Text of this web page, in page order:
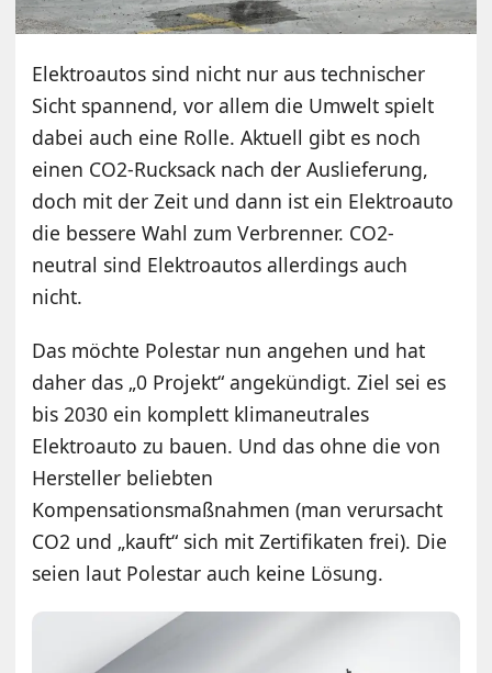
Elektroautos sind nicht nur aus technischer
Sicht spannend, vor allem die Umwelt spielt
dabei auch eine Rolle. Aktuell gibt es noch
einen CO2-Rucksack nach der Auslieferung,
doch mit der Zeit und dann ist ein Elektroauto
die bessere Wahl zum Verbrenner. CO2-
neutral sind Elektroautos allerdings auch
nicht.
Das möchte Polestar nun angehen und hat
daher das „0 Projekt“ angekündigt. Ziel sei es
bis 2030 ein komplett klimaneutrales
Elektroauto zu bauen. Und das ohne die von
Hersteller beliebten
Kompensationsmaßnahmen (man verursacht
CO2 und „kauft“ sich mit Zertifikaten frei). Die
seien laut Polestar auch keine Lösung.